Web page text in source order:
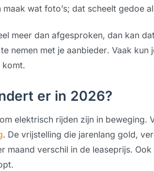
maak wat foto’s; dat scheelt gedoe
meer dan afgesproken, dan kan
nemen met je aanbieder. Vaak
komt.
er in 2026?
elektrisch rijden zijn in beweging.
. De vrijstelling die jarenlang gold,
maand verschil in de leaseprijs. Ook